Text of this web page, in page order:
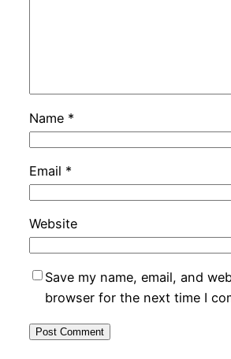
Name *
Email *
Website
Save my name, email, and
browser for the next time I